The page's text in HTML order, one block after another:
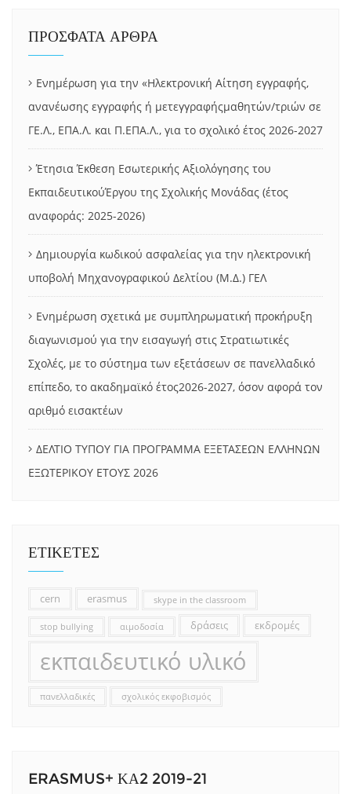
ΠΡΟΣΦΑΤΑ ΑΡΘΡΑ
Ενημέρωση για την «Ηλεκτρονική Αίτηση εγγραφής,
ανανέωσης εγγραφής ή μετεγγραφήςμαθητών/τριών σε
ΓΕ.Λ., ΕΠΑ.Λ. και Π.ΕΠΑ.Λ., για το σχολικό έτος 2026-2027
Έτησια Έκθεση Εσωτερικής Αξιολόγησης του
ΕκπαιδευτικούΈργου της Σχολικής Μονάδας (έτος
αναφοράς: 2025-2026)
Δημιουργία κωδικού ασφαλείας για την ηλεκτρονική
υποβολή Μηχανογραφικού Δελτίου (Μ.Δ.) ΓΕΛ
Ενημέρωση σχετικά με συμπληρωματική προκήρυξη
διαγωνισμού για την εισαγωγή στις Στρατιωτικές
Σχολές, με το σύστημα των εξετάσεων σε πανελλαδικό
επίπεδο, το ακαδημαϊκό έτος2026-2027, όσον αφορά τον
αριθμό εισακτέων
ΔΕΛΤΙΟ ΤΥΠΟΥ ΓΙΑ ΠΡΟΓΡΑΜΜΑ ΕΞΕΤΑΣΕΩΝ ΕΛΛΗΝΩΝ
ΕΞΩΤΕΡΙΚΟΥ ΕΤΟΥΣ 2026
ΕΤΙΚΕΤΕΣ
cern erasmus skype in the classroom
stop bullying αιμοδοσία δράσεις εκδρομές
εκπαιδευτικό υλικό
πανελλαδικές σχολικός εκφοβισμός
ERASMUS+ ΚΑ2 2019-21